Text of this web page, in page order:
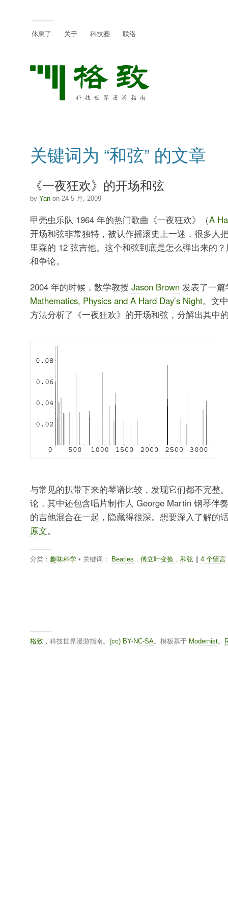
休息了 关于 科技圈 联络
关键词为 “和弦” 的文章
《一夜狂欢》的开场和弦
by Yanon 24 5 月, 2009
甲壳虫乐队 1964 年的热门歌曲《一夜狂欢》（A
开场和弦非常独特，被认作摇滚史上一迷，很多人
里森的 12 弦吉他。这个和弦到底是怎么弹出来的
和争论。
2004 年的时候，数学教授 Jason Brown发表了一篇
Mathematics, Physics and A Hard Day’s Night。文
方法分析了《一夜狂欢》的开场和弦，分解出其中
与常见的扒带下来的琴谱比较，发现它们都不完整
论，其中还包含唱片制作人 George Martin 钢琴伴
的吉他混合在一起，隐藏得很深。想要深入了解的
原文。
分类： 趣味科学• 关键词： Beatles ， 傅立叶变换 ， 和弦|| 4 个留言
格致，科技世界漫游指南。 (cc) BY-NC-SA。模板基于 Modernist。